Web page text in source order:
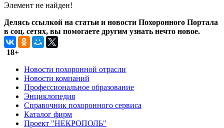
Элемент не найден!
Делясь ссылкой на статьи и новости Похоронного Портала
в соц. сетях, вы помогаете другим узнать нечто новое.
18+
Новости похоронной отрасли
Новости компаний
Профессиональное образование
Энциклопедия
Справочник похоронного сервиса
Каталог фирм
Проект "НЕКРОПОЛЬ"